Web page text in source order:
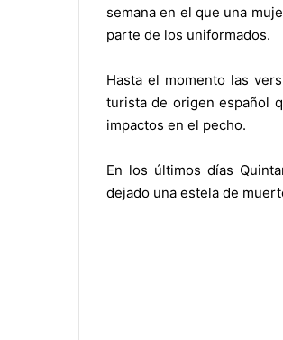
semana en el que una
parte de los uniformados.
Hasta el momento las
turista de origen español
impactos en el pecho.
En los últimos días
dejado una estela de